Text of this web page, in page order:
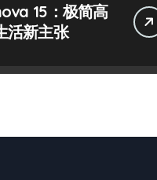
15：极简高
活新主张